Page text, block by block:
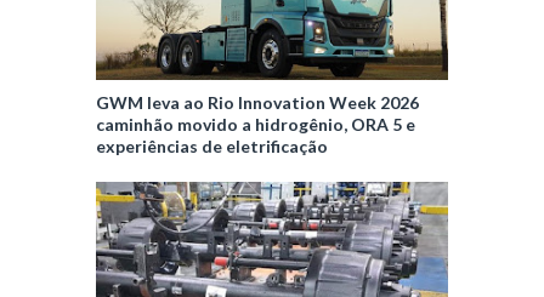
GWM leva ao Rio Innovation Week 2026
caminhão movido a hidrogênio, ORA 5 e
experiências de eletrificação